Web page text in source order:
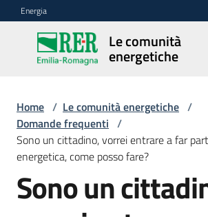
Vai al contenuto
Vai alla navigazione
Vai al footer
Energia
Le comunità
energetiche
Le
comunità
Funzioni
della
Regione
Home / Le comunità energetiche /
Domande frequenti /
Sono un cittadino, vorrei entrare a far
energetica, come posso fare?
Salta al contenuto
Sono un